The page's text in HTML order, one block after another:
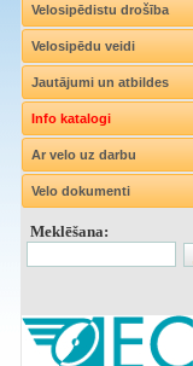
Velosipēdistu drošība
Velosipēdu veidi
Jautājumi un atbildes
Info katalogi
Ar velo uz darbu
Velo dokumenti
Meklēšana: